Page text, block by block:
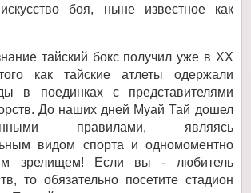
искусство боя, ныне известное как
тайский бокс получил уже в XX
как тайские атлеты одержали
в поединках с представителями
До наших дней Муай Тай дошел
правилами, являясь
видом спорта и одномоментно
зрелищем! Если вы - любитель
то обязательно посетите стадион